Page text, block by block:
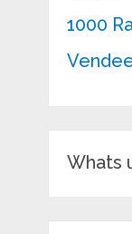
1000
Whats